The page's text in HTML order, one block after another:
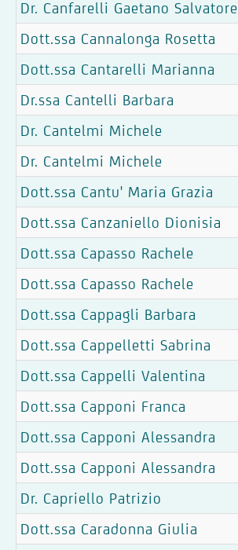
Dr. Canfarelli Gaetano Salvatore
Dott.ssa Cannalonga Rosetta
Dott.ssa Cantarelli Marianna
Dr.ssa Cantelli Barbara
Dr. Cantelmi Michele
Dr. Cantelmi Michele
Dott.ssa Cantu' Maria Grazia
Dott.ssa Canzaniello Dionisia
Dott.ssa Capasso Rachele
Dott.ssa Capasso Rachele
Dott.ssa Cappagli Barbara
Dott.ssa Cappelletti Sabrina
Dott.ssa Cappelli Valentina
Dott.ssa Capponi Franca
Dott.ssa Capponi Alessandra
Dott.ssa Capponi Alessandra
Dr. Capriello Patrizio
Dott.ssa Caradonna Giulia